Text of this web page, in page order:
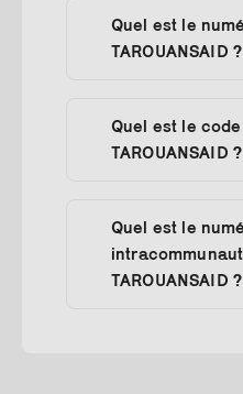
Quel est le
TAROUANSAID ?
Quel est le code
TAROUANSAID ?
Quel est le
TAROUANSAID ?